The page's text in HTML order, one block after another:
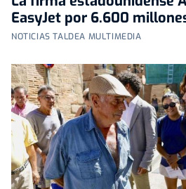
EasyJet por 6.600
NOTICIAS TALDEA MULTIMEDIA